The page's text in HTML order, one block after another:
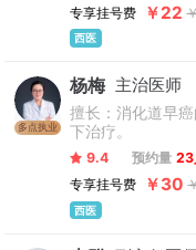
专享挂号费
￥22
西医
多点执业
杨梅 主治医师
擅长：消化道早
下治疗。
9.4 预约量 23
专享挂号费
￥30
西医